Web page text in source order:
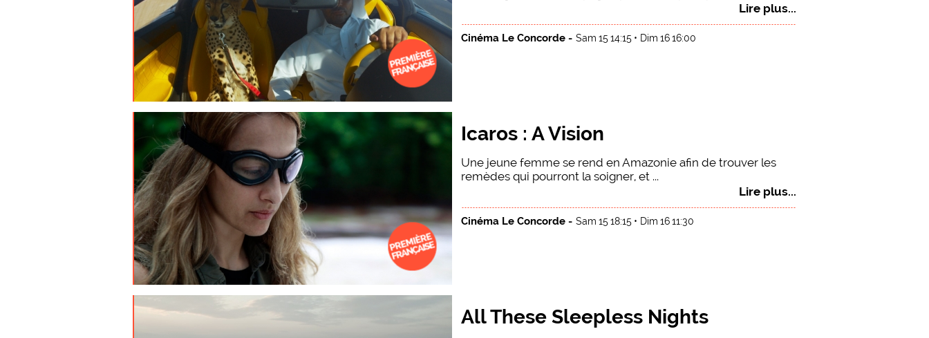
Lire plus...
Cinéma Le Concorde - Sam 15 14:15 Dim 16 16:00
Icaros : A Vision
Une jeune femme se rend en Amazonie afin de trouver les
remèdes qui pourront la soigner, et ...
Lire plus...
Cinéma Le Concorde - Sam 15 18:15 Dim 16 11:30
All These Sleepless Nights